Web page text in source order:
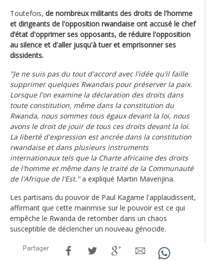
Toutefois, de nombreux militants des droits de l'homme
et dirigeants de l'opposition rwandaise ont accusé le chef
d’état d'opprimer ses opposants, de réduire l'opposition
au silence et d'aller jusqu'à tuer et emprisonner ses
dissidents.
"Je ne suis pas du tout d'accord avec l'idée qu'il faille
supprimer quelques Rwandais pour préserver la paix.
Lorsque l'on examine la déclaration des droits dans
toute constitution, même dans la constitution du
Rwanda, nous sommes tous égaux devant la loi, nous
avons le droit de jouir de tous ces droits devant la loi.
La liberté d'expression est ancrée dans la constitution
rwandaise et dans plusieurs instruments
internationaux tels que la Charte africaine des droits
de l'homme et même dans le traité de la Communauté
de l'Afrique de l'Est."a expliqué Martin Mavenjina.
Les partisans du pouvoir de Paul Kagame l'applaudissent,
affirmant que cette mainmise sur le pouvoir est ce qui
empêche le Rwanda de retomber dans un chaos
susceptible de déclencher un nouveau génocide.
Partager